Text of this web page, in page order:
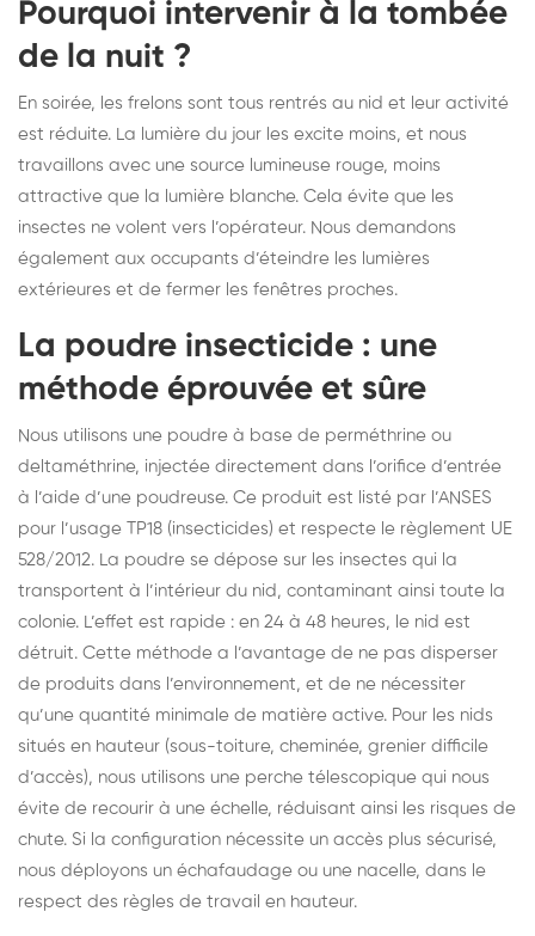
Pourquoi intervenir à la tombée
de la nuit ?
En soirée, les frelons sont tous rentrés au nid et leur activité
est réduite. La lumière du jour les excite moins, et nous
travaillons avec une source lumineuse rouge, moins
attractive que la lumière blanche. Cela évite que les
insectes ne volent vers l’opérateur. Nous demandons
également aux occupants d’éteindre les lumières
extérieures et de fermer les fenêtres proches.
La poudre insecticide : une
méthode éprouvée et sûre
Nous utilisons une poudre à base de perméthrine ou
deltaméthrine, injectée directement dans l’orifice d’entrée
à l’aide d’une poudreuse. Ce produit est listé par l’ANSES
pour l’usage TP18 (insecticides) et respecte le règlement UE
528/2012. La poudre se dépose sur les insectes qui la
transportent à l’intérieur du nid, contaminant ainsi toute la
colonie. L’effet est rapide : en 24 à 48 heures, le nid est
détruit. Cette méthode a l’avantage de ne pas disperser
de produits dans l’environnement, et de ne nécessiter
qu’une quantité minimale de matière active. Pour les nids
situés en hauteur (sous-toiture, cheminée, grenier difficile
d’accès), nous utilisons une perche télescopique qui nous
évite de recourir à une échelle, réduisant ainsi les risques de
chute. Si la configuration nécessite un accès plus sécurisé,
nous déployons un échafaudage ou une nacelle, dans le
respect des règles de travail en hauteur.